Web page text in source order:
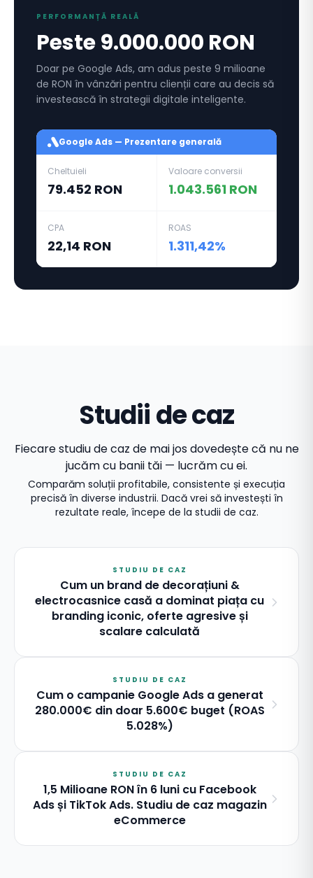
PERFORMANȚĂ REALĂ
Peste 9.000.000 RON
Doar pe Google Ads, am adus peste 9 milioane
de RON în vânzări pentru clienții care au decis să
investească în strategii digitale inteligente.
Google Ads — Prezentare generală
Cheltuieli
79.452 RON
Valoare conversii
1.043.561 RON
CPA
22,14 RON
ROAS
1.311,42%
Studii de caz
Fiecare studiu de caz de mai jos dovedește că nu ne
jucăm cu banii tăi — lucrăm cu ei.
Comparăm soluții profitabile, consistente și execuția
precisă în diverse industrii. Dacă vrei să investești în
rezultate reale, începe de la studii de caz.
STUDIU DE CAZ
Cum un brand de decorațiuni &
electrocasnice casă a dominat piața cu
branding iconic, oferte agresive și
scalare calculată
STUDIU DE CAZ
Cum o campanie Google Ads a generat
280.000€ din doar 5.600€ buget (ROAS
5.028%)
STUDIU DE CAZ
1,5 Milioane RON în 6 luni cu Facebook
Ads și TikTok Ads. Studiu de caz magazin
eCommerce